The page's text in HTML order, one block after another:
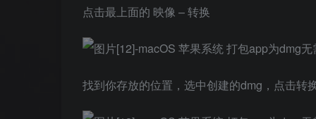
点击最上面的 映像 – 转换
找到你存放的位置，选中创建的dmg，点击转